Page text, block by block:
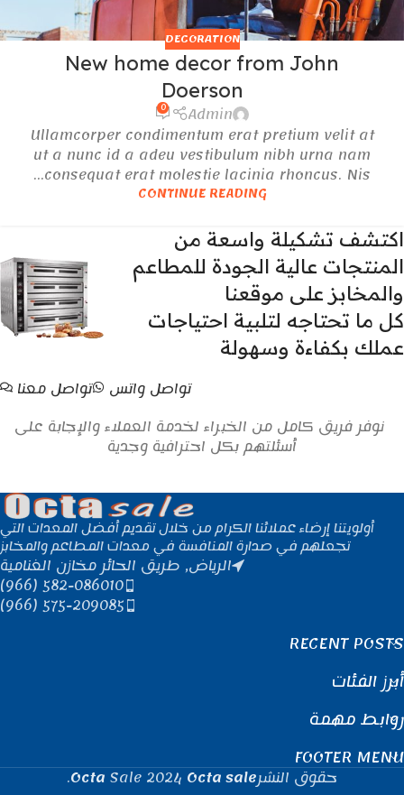
DECORATION
New home decor from John
Doerson
Admin
0
Ullamcorper condimentum erat pretium velit at
ut a nunc id a adeu vestibulum nibh urna nam
consequat erat molestie lacinia rhoncus. Nis...
CONTINUE READING
اكتشف تشكيلة واسعة من
المنتجات عالية الجودة للمطاعم
والمخابز على موقعنا
كل ما تحتاجه لتلبية احتياجات
عملك بكفاءة وسهولة
تواصل معنا
تواصل واتس
نوفر فريق كامل من الخبراء لخدمة العملاء والإجابة على
أسئلتهم بكل احترافية وجدية
أولويتنا إرضاء عملائنا الكرام من خلال تقديم أفضل المعدات التي
تجعلهم في صدارة المنافسة في معدات المطاعم والمخابز
الرياض, طريق الحائر مخازن الغنامية
(966) 582-086010
(966) 575-209085
RECENT POSTS
أبرز الفئات
روابط مهمة
FOOTER MENU
حقوق النشر Octa Sale 2024 Octa sale
.